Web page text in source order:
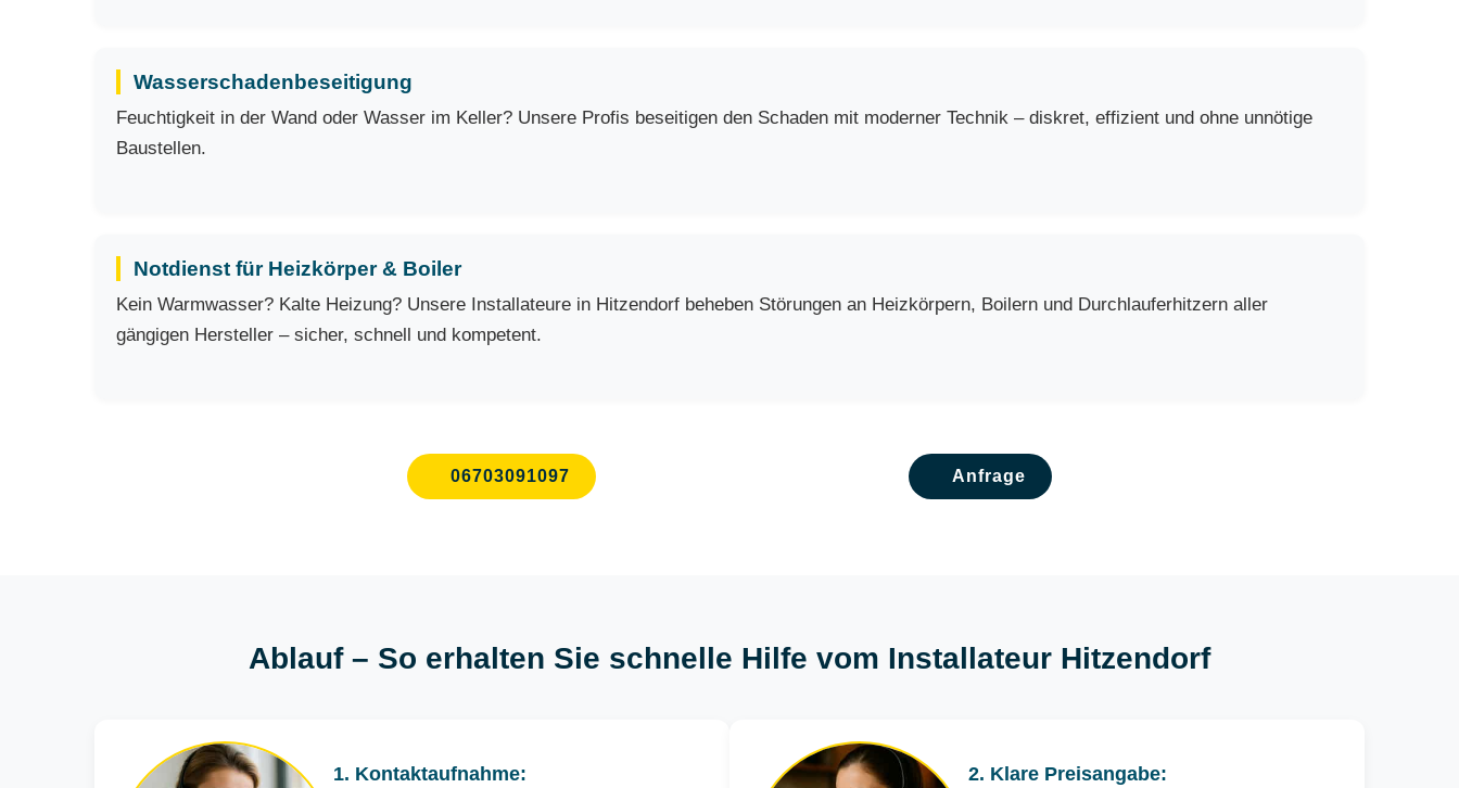
Wasserschadenbeseitigung
Feuchtigkeit in der Wand oder Wasser im Keller? Unsere Profis beseitigen den Schaden mit moderner Technik – diskret, effizient und ohne unnötige
Baustellen.
Notdienst für Heizkörper & Boiler
Kein Warmwasser? Kalte Heizung? Unsere Installateure in Hitzendorf beheben Störungen an Heizkörpern, Boilern und Durchlauferhitzern aller
gängigen Hersteller – sicher, schnell und kompetent.
06703091097 Anfrage
Ablauf – So erhalten Sie schnelle Hilfe vom Installateur Hitzendorf
1. Kontaktaufnahme: 2. Klare Preisangabe: